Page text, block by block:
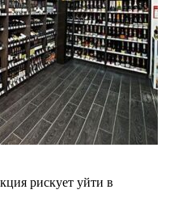
рискует уйти в